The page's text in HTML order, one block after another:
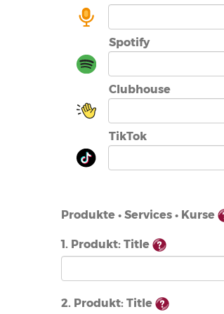
Spotify
Clubhouse
TikTok
Produkte • Services • Kurse
1. Produkt: Title
2. Produkt: Title